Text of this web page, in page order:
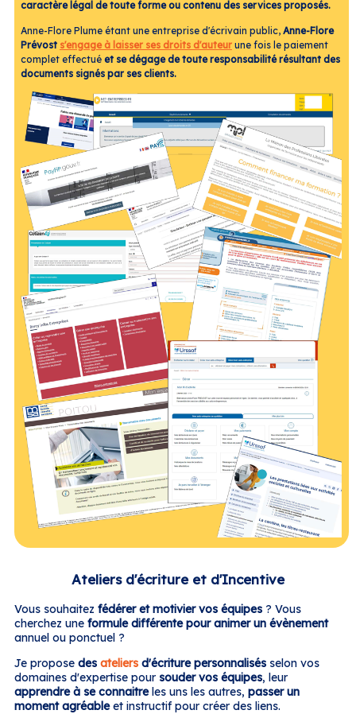
caractère légal de toute forme ou contenu des services proposés.
Anne-Flore Plume étant une entreprise d'écrivain public, Anne-Flore
Prévost s'engage à laisser ses droits d'auteur une fois le paiement
complet effectué et se dégage de toute responsabilité résultant des
documents signés par ses clients.
Ateliers d'écriture et d'Incentive
Vous souhaitez fédérer et motivier vos équipes? Vous
cherchez une formule différente pour animer un évènement
annuel ou ponctuel ?
Je propose des ateliers d'écriture personnalisés selon vos
domaines d'expertise pour souder vos équipes, leur
apprendre à se connaitreles uns les autres, passer un
moment agréableet instructif pour créer des liens.